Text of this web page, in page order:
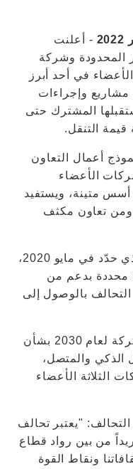
- أعلنت
المحدودة وشركة
في أحد أبرز
مشاريع وإجراءات
المشترك حتى
أعمال التعاون
الأعضاء
أسس متينة، ويستفيد
ومن تعاون مكثف
واستكمالاً لنموذج القائد والتابع الذي حدّد في مايو 2020،
محددة بدعم من
بالوصول إلى
ووضع التحالف خارطة طريق مشتركة لعام 2030 بشأن
الذكي والمتصل،
الثلاثة الأعضاء
"يعتبر تحالف
من بين رواد قطاع
ونقاط القوة